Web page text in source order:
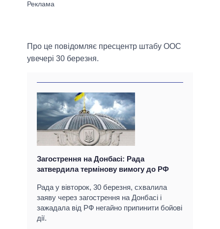
Про це повідомляє пресцентр штабу ООС
увечері 30 березня.
Загострення на Донбасі: Рада
затвердила термінову вимогу до РФ
Рада у вівторок, 30 березня, схвалила
заяву через загострення на Донбасі і
зажадала від РФ негайно припинити бойові
дії.